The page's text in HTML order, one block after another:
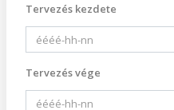
Tervezés kezdete
Tervezés vége